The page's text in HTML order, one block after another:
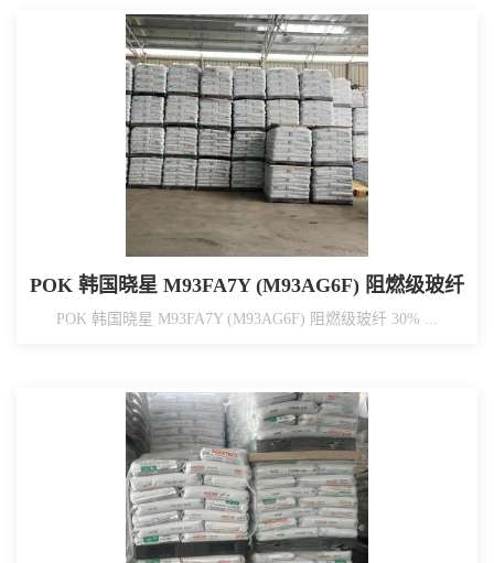
POK 韩国晓星 M93FA7Y (M93AG6F) 阻燃级玻纤
30% 加强 汽车连接器/断路器/水表配件/母线部品
POK 韩国晓星 M93FA7Y (M93AG6F) 阻燃级玻纤 30% ...